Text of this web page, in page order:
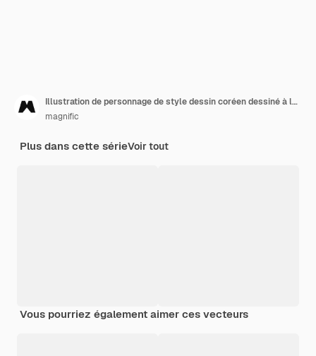
Illustration de personnage de style dessin coréen dessiné à la main
magnific
Plus dans cette sérieVoir tout
Vous pourriez également aimer ces vecteurs